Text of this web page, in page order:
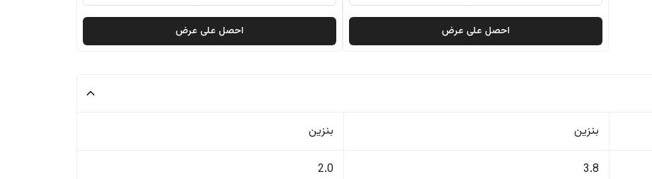
احصل على عرض احصل على عرض
بنزين بنزين
3.8
2.0